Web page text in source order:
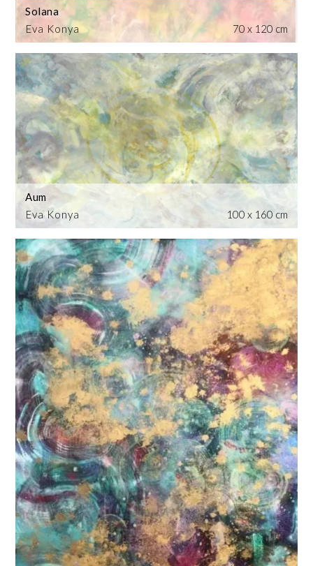
Eva Konya
Solana
70 x 120 cm
Eva Konya
Aum
100 x 160 cm